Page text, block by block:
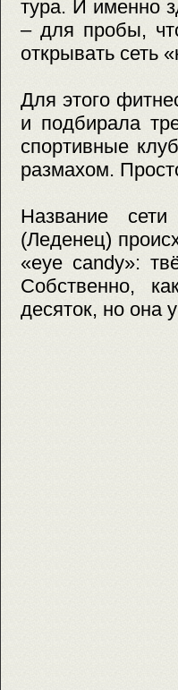
тура. И именно
– для пробы,
открывать сеть
Для этого
и подбирала
спортивные
размахом.
Название
(Леденец)
«eye candy»:
Собственно,
десяток, но она